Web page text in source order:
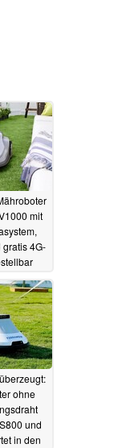
mit
4G-
ohne
und
in den